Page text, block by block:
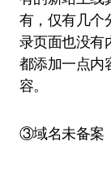
有，仅有几个
录页面也没有
都添加一点内
容。
③域名未备案